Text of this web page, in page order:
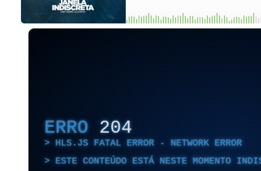
ERRO 204
HLS.JS FATAL ERROR - NETWORK ERROR
ESTE CONTEÚDO ESTÁ NESTE MOMENTO